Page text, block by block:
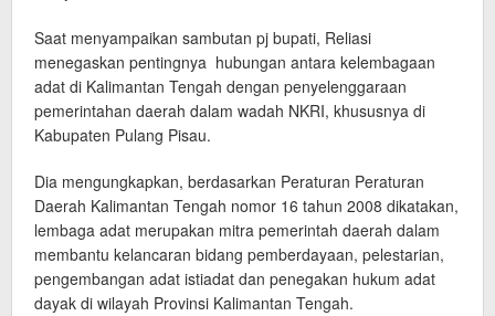
Saat menyampaikan sambutan pj bupati, Reliasi
menegaskan pentingnya hubungan antara kelembagaan
adat di Kalimantan Tengah dengan penyelenggaraan
pemerintahan daerah dalam wadah NKRI, khususnya di
Kabupaten Pulang Pisau.
Dia mengungkapkan, berdasarkan Peraturan Peraturan
Daerah Kalimantan Tengah nomor 16 tahun 2008 dikatakan,
lembaga adat merupakan mitra pemerintah daerah dalam
membantu kelancaran bidang pemberdayaan, pelestarian,
pengembangan adat istiadat dan penegakan hukum adat
dayak di wilayah Provinsi Kalimantan Tengah.